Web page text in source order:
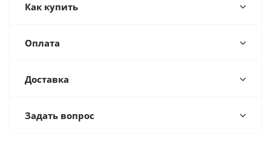
Как купить
Оплата
Доставка
Задать вопрос